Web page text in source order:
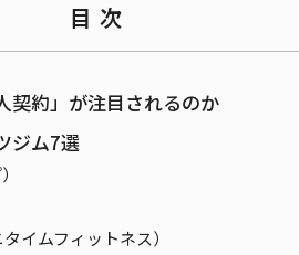
目次
契約」が注目されるのか
ジム7選
イムフィットネス）